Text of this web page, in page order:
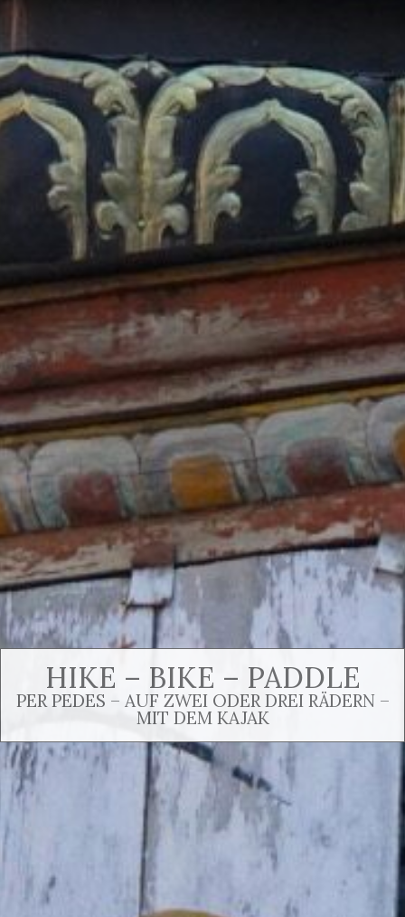
HIKE – BIKE – PADDLE
PER PEDES – AUF ZWEI ODER DREI RÄDERN –
MIT DEM KAJAK